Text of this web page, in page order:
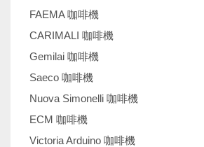
FAEMA 咖啡機
CARIMALI 咖啡機
Gemilai 咖啡機
Saeco 咖啡機
Nuova Simonelli 咖啡機
ECM 咖啡機
Victoria Arduino 咖啡機